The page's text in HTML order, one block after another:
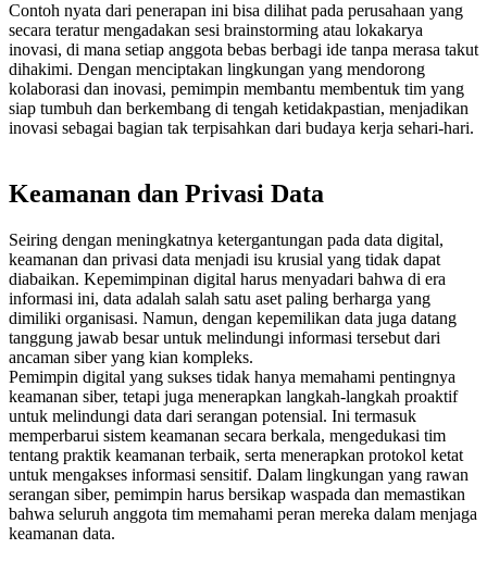
Contoh nyata dari penerapan ini bisa dilihat pada perusahaan yang
secara teratur mengadakan sesi brainstorming atau lokakarya
inovasi, di mana setiap anggota bebas berbagi ide tanpa merasa takut
dihakimi. Dengan menciptakan lingkungan yang mendorong
kolaborasi dan inovasi, pemimpin membantu membentuk tim yang
siap tumbuh dan berkembang di tengah ketidakpastian, menjadikan
inovasi sebagai bagian tak terpisahkan dari budaya kerja sehari-hari.
Keamanan dan Privasi Data
Seiring dengan meningkatnya ketergantungan pada data digital,
keamanan dan privasi data menjadi isu krusial yang tidak dapat
diabaikan. Kepemimpinan digital harus menyadari bahwa di era
informasi ini, data adalah salah satu aset paling berharga yang
dimiliki organisasi. Namun, dengan kepemilikan data juga datang
tanggung jawab besar untuk melindungi informasi tersebut dari
ancaman siber yang kian kompleks.
Pemimpin digital yang sukses tidak hanya memahami pentingnya
keamanan siber, tetapi juga menerapkan langkah-langkah proaktif
untuk melindungi data dari serangan potensial. Ini termasuk
memperbarui sistem keamanan secara berkala, mengedukasi tim
tentang praktik keamanan terbaik, serta menerapkan protokol ketat
untuk mengakses informasi sensitif. Dalam lingkungan yang rawan
serangan siber, pemimpin harus bersikap waspada dan memastikan
bahwa seluruh anggota tim memahami peran mereka dalam menjaga
keamanan data.